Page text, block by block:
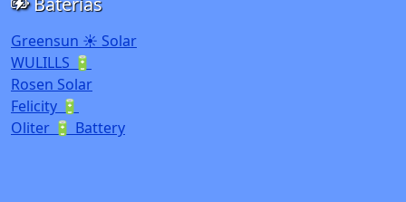
Greensun ☀️ Solar
WULILLS 🔋
Rosen Solar
Felicity 🔋
Oliter 🔋 Battery